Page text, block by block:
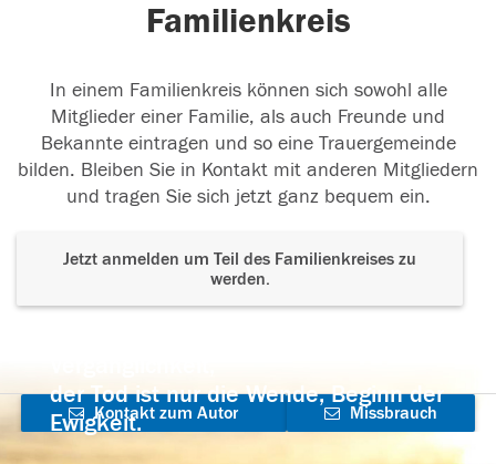
Familienkreis
In einem Familienkreis können sich sowohl alle
Mitglieder einer Familie, als auch Freunde und
Bekannte eintragen und so eine Trauergemeinde
bilden. Bleiben Sie in Kontakt mit anderen Mitgliedern
und tragen Sie sich jetzt ganz bequem ein.
Jetzt anmelden um Teil des Familienkreises zu
werden.
der Tod ist nur die Wende, Beginn der
Ewigkeit.
Kontakt zum Autor
aufnehmen
Missbrauch